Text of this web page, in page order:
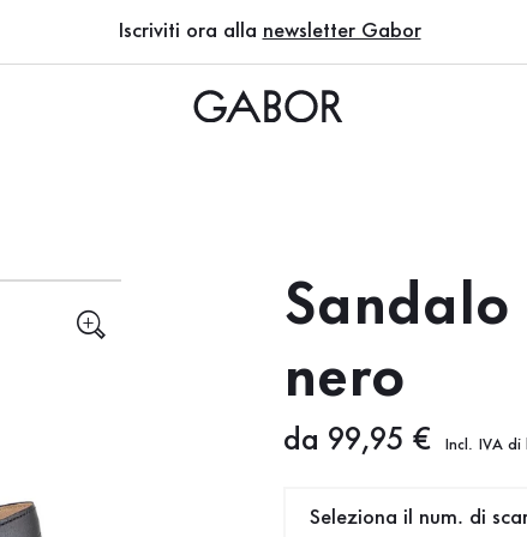
Iscriviti ora alla newsletter Gabor
Sandalo
nero
Nuovo prezzo
da 99,95 € Incl. IVA di
Seleziona il num. di